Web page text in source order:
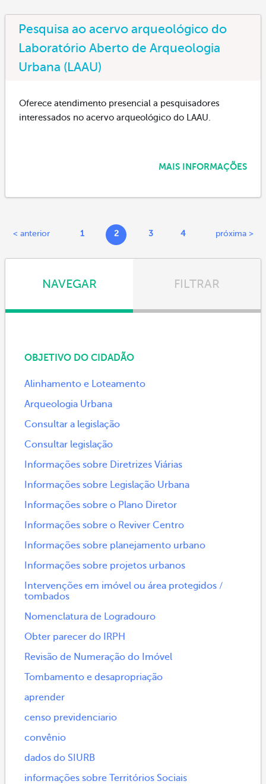
Pesquisa ao acervo arqueológico do
Laboratório Aberto de Arqueologia
Urbana (LAAU)
Oferece atendimento presencial a pesquisadores
interessados no acervo arqueológico do LAAU.
MAIS INFORMAÇÕES
< anterior 1 2 3 4 próxima >
NAVEGAR FILTRAR
OBJETIVO DO CIDADÃO
Alinhamento e Loteamento
Arqueologia Urbana
Consultar a legislação
Consultar legislação
Informações sobre Diretrizes Viárias
Informações sobre Legislação Urbana
Informações sobre o Plano Diretor
Informações sobre o Reviver Centro
Informações sobre planejamento urbano
Informações sobre projetos urbanos
Intervenções em imóvel ou área protegidos /
tombados
Nomenclatura de Logradouro
Obter parecer do IRPH
Revisão de Numeração do Imóvel
Tombamento e desapropriação
aprender
censo previdenciario
convênio
dados do SIURB
informações sobre Territórios Sociais